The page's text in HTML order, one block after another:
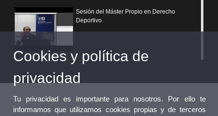
Sesión del Máster Propio en Derecho
Deportivo
¿Por qué elegir un postgrado propio de la
Universitat de València?
Cookies y política de
privacidad
Tu privacidad es importante para nosotros. Por ello te
informamos que utilizamos cookies propias y de terceros